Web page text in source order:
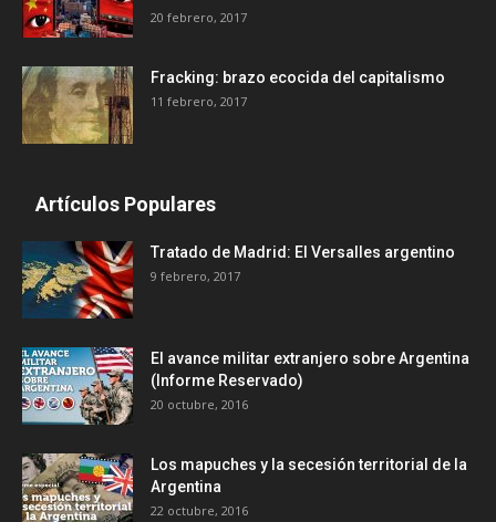
20 febrero, 2017
Fracking: brazo ecocida del capitalismo
11 febrero, 2017
Artículos Populares
Tratado de Madrid: El Versalles argentino
9 febrero, 2017
El avance militar extranjero sobre Argentina
(Informe Reservado)
20 octubre, 2016
Los mapuches y la secesión territorial de la
Argentina
22 octubre, 2016